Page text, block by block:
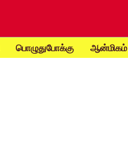
பொழுதுபோக்கு ஆன்மிகம்